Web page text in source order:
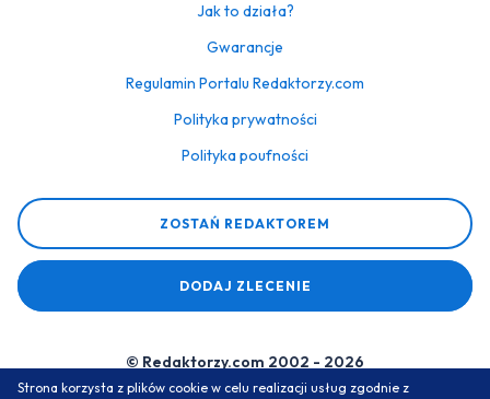
Jak to działa?
Gwarancje
Regulamin Portalu Redaktorzy.com
Polityka prywatności
Polityka poufności
ZOSTAŃ REDAKTOREM
DODAJ ZLECENIE
© Redaktorzy.com 2002 - 2026
Serwis do zamawiania prac dyplomowych i zaliczeniowych
Strona korzysta z plików cookie w celu realizacji usług zgodnie z